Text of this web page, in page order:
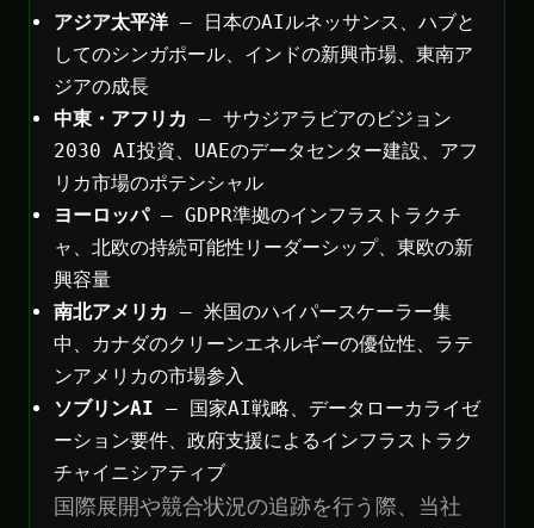
アジア太平洋— 日本のAIルネッサンス、ハブと
してのシンガポール、インドの新興市場、東南ア
ジアの成長
中東・アフリカ — サウジアラビアのビジョン
2030 AI投資、UAEのデータセンター建設、アフ
リカ市場のポテンシャル
ヨーロッパ— GDPR準拠のインフラストラクチ
ャ、北欧の持続可能性リーダーシップ、東欧の新
興容量
南北アメリカ — 米国のハイパースケーラー集
中、カナダのクリーンエネルギーの優位性、ラテ
ンアメリカの市場参入
ソブリンAI — 国家AI戦略、データローカライゼ
ーション要件、政府支援によるインフラストラク
チャイニシアティブ
国際展開や競合状況の追跡を行う際、当社